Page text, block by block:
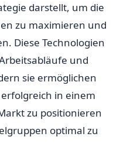
darstellt, um die
zu maximieren und
Diese Technologien
und
sie ermöglichen
in einem
zu positionieren
optimal zu